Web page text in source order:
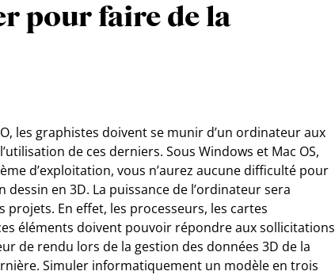
pour faire de la
les graphistes doivent se munir d’un ordinateur aux
de ces derniers. Sous Windows et Mac OS,
d’exploitation, vous n’aurez aucune difficulté pour
en 3D. La puissance de l’ordinateur sera
En effet, les processeurs, les cartes
éléments doivent pouvoir répondre aux sollicitations
de rendu lors de la gestion des données 3D de la
Simuler informatiquement un modèle en trois